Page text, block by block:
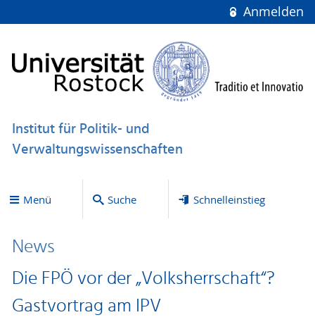
Anmelden
Institut für Politik- und
Verwaltungswissenschaften
Menü Suche Schnelleinstieg
News
Die FPÖ vor der „Volksherrschaft“?
Gastvortrag am IPV